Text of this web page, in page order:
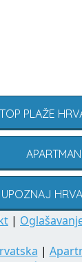
TOP PLAŽE
APARTMANI
UPOZNAJ
|
|